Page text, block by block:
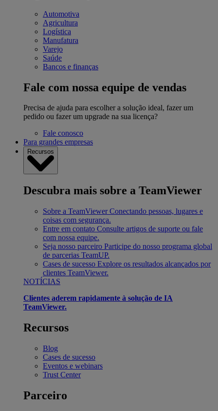
Automotiva
Agricultura
Logística
Manufatura
Varejo
Saúde
Bancos e finanças
Fale com nossa equipe de vendas
Precisa de ajuda para escolher a solução ideal, fazer um
pedido ou fazer um upgrade na sua licença?
Fale conosco
Para grandes empresas
Recursos
Descubra mais sobre a TeamViewer
Sobre a TeamViewer Conectando pessoas, lugares e
coisas com segurança.
Entre em contato Consulte artigos de suporte ou fale
com nossa equipe.
Seja nosso parceiro Participe do nosso programa global
de parcerias TeamUP.
Cases de sucesso Explore os resultados alcançados por
clientes TeamViewer.
NOTÍCIAS
Clientes aderem rapidamente à solução de IA
TeamViewer.
Recursos
Blog
Cases de sucesso
Eventos e webinars
Trust Center
Parceiro